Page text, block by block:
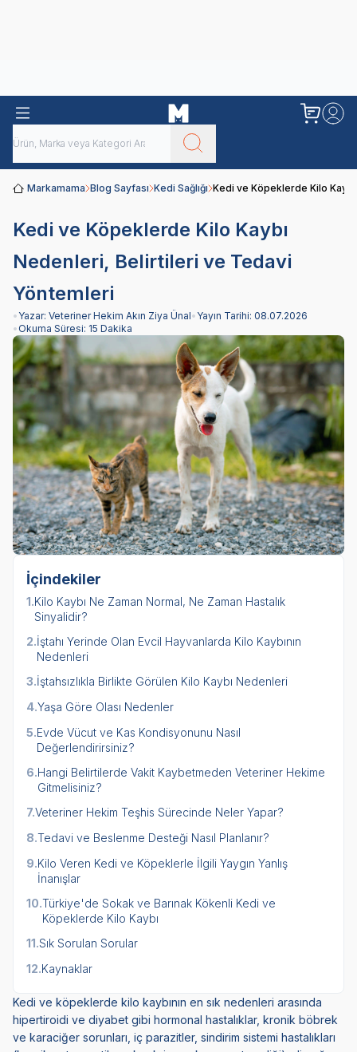
Markamama Blog Sayfası Kedi Sağlığı Kedi ve Köpeklerde Kilo
Kedi ve Köpeklerde Kilo Kaybı
Nedenleri, Belirtileri ve Tedavi
Yöntemleri
• Yazar: Veteriner Hekim Akın Ziya Ünal• Yayın Tarihi: 08.07.2026
•Okuma Süresi: 15 Dakika
İçindekiler
1.Kilo Kaybı Ne Zaman Normal, Ne Zaman Hastalık
Sinyalidir?
2.İştahı Yerinde Olan Evcil Hayvanlarda Kilo Kaybının
Nedenleri
3.İştahsızlıkla Birlikte Görülen Kilo Kaybı Nedenleri
4.Yaşa Göre Olası Nedenler
5.Evde Vücut ve Kas Kondisyonunu Nasıl
Değerlendirirsiniz?
6.Hangi Belirtilerde Vakit Kaybetmeden Veteriner Hekime
Gitmelisiniz?
7.Veteriner Hekim Teşhis Sürecinde Neler Yapar?
8.Tedavi ve Beslenme Desteği Nasıl Planlanır?
9.Kilo Veren Kedi ve Köpeklerle İlgili Yaygın Yanlış
İnanışlar
10.Türkiye'de Sokak ve Barınak Kökenli Kedi ve
Köpeklerde Kilo Kaybı
11.Sık Sorulan Sorular
12.Kaynaklar
Kedi ve köpeklerde kilo kaybının en sık nedenleri arasında
hipertiroidi ve diyabet gibi hormonal hastalıklar, kronik böbrek
ve karaciğer sorunları, iç parazitler, sindirim sistemi hastalıkları